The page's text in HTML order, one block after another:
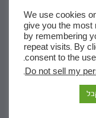
We use cookies
give you the most
by remembering
repeat visits. By
consent to the
Do not sell my
.